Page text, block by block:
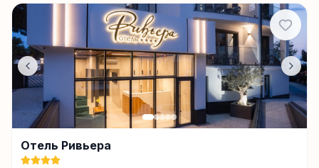
Отель Ривьера